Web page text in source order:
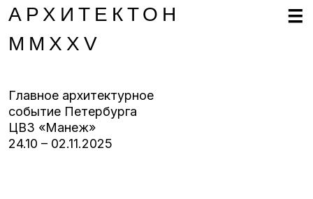
АРХИТЕКТОН
MMXXV
Главное архитектурное
событие Петербурга
ЦВЗ «Манеж»
24.10 – 02.11.2025